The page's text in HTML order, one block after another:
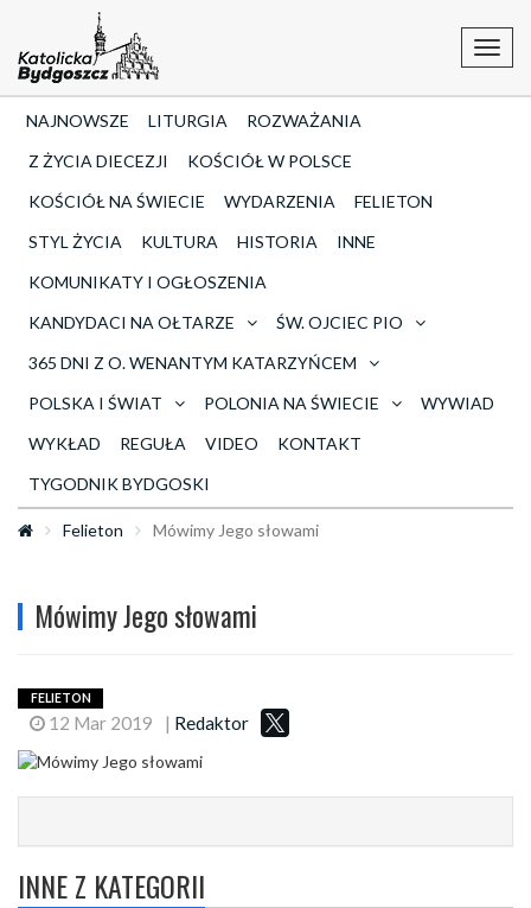
NAJNOWSZE LITURGIA
ROZWAŻANIA
Z ŻYCIA DIECEZJI
KOŚCIÓŁ W POLSCE
KOŚCIÓŁ NA ŚWIECIE
WYDARZENIA
FELIETON
STYL ŻYCIA
KULTURA HISTORIA
INNE
KOMUNIKATY I OGŁOSZENIA
KANDYDACI NA OŁTARZE
ŚW. OJCIEC PIO
365 DNI Z O. WENANTYM KATARZYŃCEM
POLSKA I ŚWIAT
POLONIA NA ŚWIECIE
WYWIAD
WYKŁAD
REGUŁA VIDEO
KONTAKT
TYGODNIK BYDGOSKI
Felieton Mówimy Jego słowami
Mówimy Jego słowami
FELIETON
12 Mar 2019 | Redaktor
INNE Z KATEGORII